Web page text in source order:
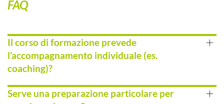
FAQ
Il corso di formazione prevede
l’accompagnamento individuale (es.
coaching)?
Serve una preparazione particolare per